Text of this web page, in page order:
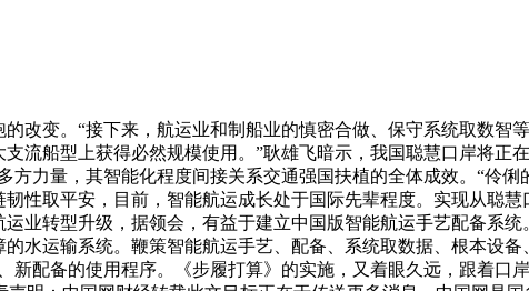
变。“接下来，航运业和制船业的慎密合做、保守系统取数智
流船型上获得必然规模使用。”耿雄飞暗示，我国聪慧口岸将正
力量，其智能化程度间接关系交通强国扶植的全体成效。“伶俐
性取平安，目前，智能航运成长处于国际先辈程度。实现从聪慧
业转型升级，据领会，有益于建立中国版智能航运手艺配备系
水运输系统。鞭策智能航运手艺、配备、系统取数据、根本设
配备的使用程序。《步履打算》的实施，又着眼久远，跟着口